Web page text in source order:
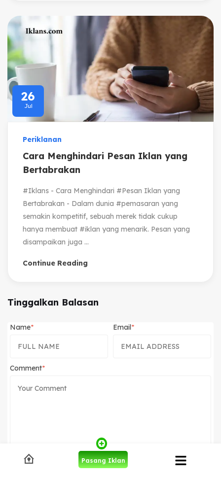
26
Jul
Periklanan
Cara Menghindari Pesan Iklan yang
Bertabrakan
#Iklans - Cara Menghindari #Pesan Iklan yang
Bertabrakan - Dalam dunia #pemasaran yang
semakin kompetitif, sebuah merek tidak cukup
hanya membuat #iklan yang menarik. Pesan yang
disampaikan juga ...
Continue Reading
Tinggalkan Balasan
Name Email
Comment
Beritahu saya akan tindak lanjut komentar melalui surel.
Pasang Iklan